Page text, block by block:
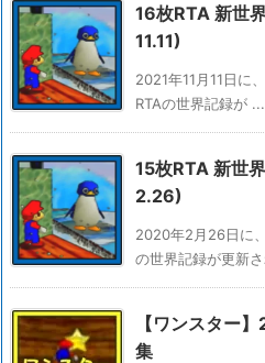
16枚RTA 新世
11.11)
2021年11月11日に
RTAの世界記録が ...
15枚RTA 新世
2.26)
2020年2月26日に
の世界記録が更新
【ワンスター
集